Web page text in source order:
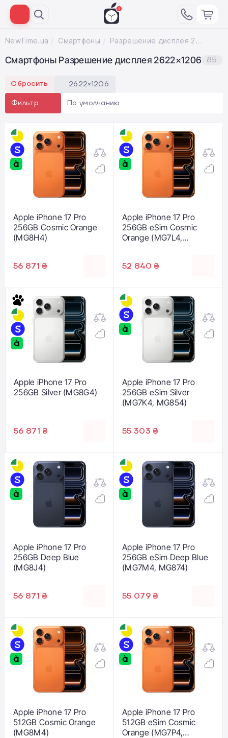
NewTime.ua Смартфоны Разрешение дисплея 2622×1206
Смартфоны Разрешение дисплея 2622×1206 85
Сбросить 2622×1206
Фильтр По умолчанию
Apple iPhone 17 Pro
256GB Cosmic Orange
(MG8H4)
56 871 ₴
Apple iPhone 17 Pro
256GB eSim Cosmic
Orange (MG7L4,
52 840 ₴
Apple iPhone 17 Pro
256GB Silver (MG8G4)
56 871 ₴
Apple iPhone 17 Pro
256GB eSim Silver
(MG7K4, MG854)
55 303 ₴
Apple iPhone 17 Pro
256GB Deep Blue
(MG8J4)
56 871 ₴
Apple iPhone 17 Pro
256GB eSim Deep Blue
(MG7M4, MG874)
55 079 ₴
Apple iPhone 17 Pro
512GB Cosmic Orange
(MG8M4)
Apple iPhone 17 Pro
512GB eSim Cosmic
Orange (MG7P4,